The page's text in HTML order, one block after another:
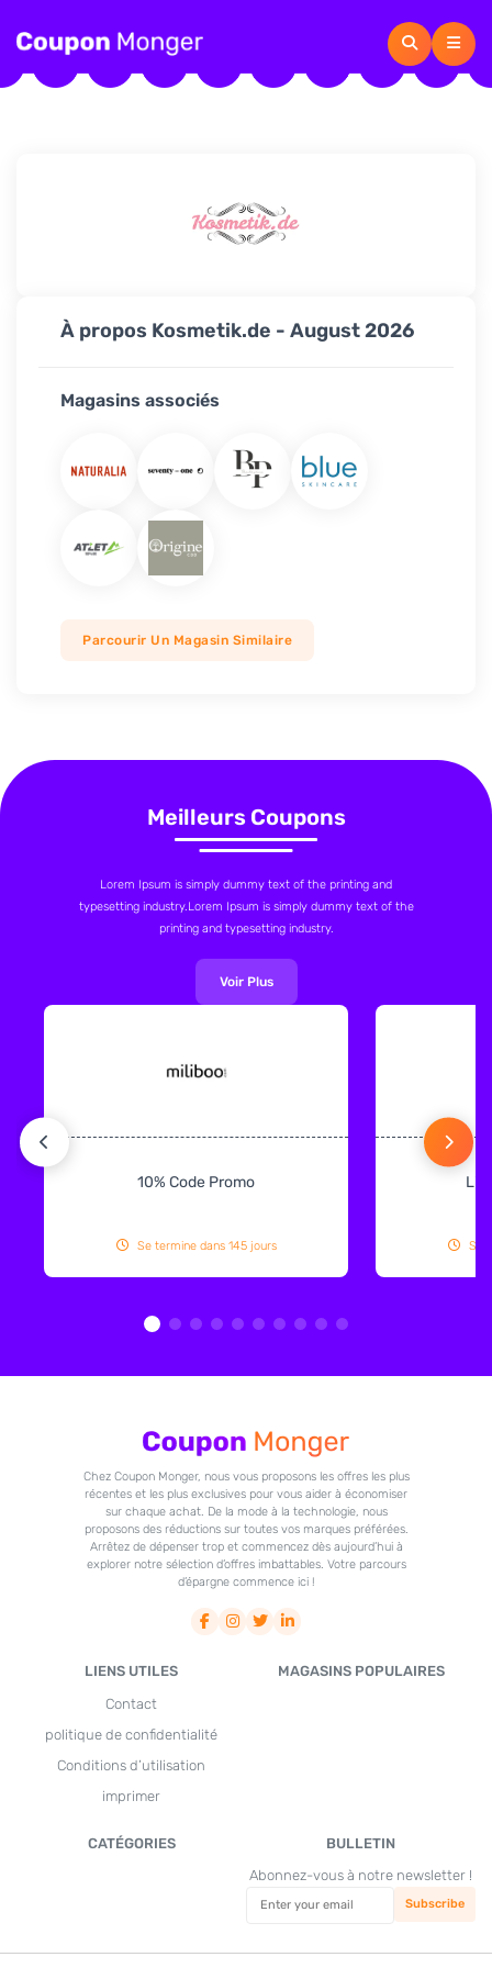
À propos Kosmetik.de - August 2026
Magasins associés
Parcourir Un Magasin Similaire
Meilleurs Coupons
Lorem Ipsum is simply dummy text of the printing and
typesetting industry.Lorem Ipsum is simply dummy text of the
printing and typesetting industry.
Voir Plus
10% Code Promo
Se termine dans 145 jours Se
Chez Coupon Monger, nous vous proposons les offres les plus
récentes et les plus exclusives pour vous aider à économiser
sur chaque achat. De la mode à la technologie, nous
proposons des réductions sur toutes vos marques préférées.
Arrêtez de dépenser trop et commencez dès aujourd’hui à
explorer notre sélection d’offres imbattables. Votre parcours
d’épargne commence ici !
LIENS UTILES
Contact
politique de confidentialité
Conditions d’utilisation
imprimer
MAGASINS POPULAIRES
CATÉGORIES
BULLETIN
Abonnez-vous à notre newsletter !